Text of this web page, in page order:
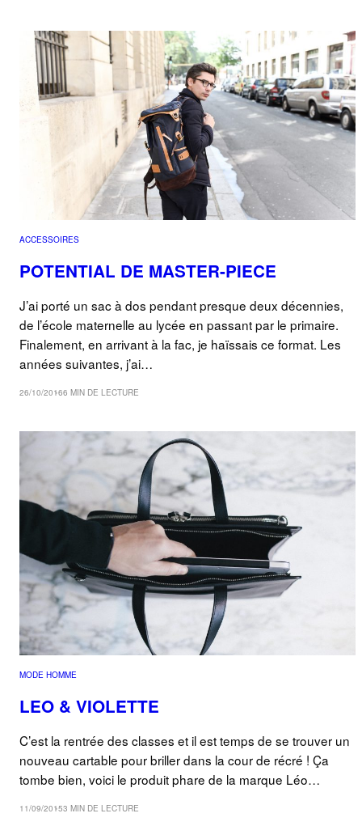
ACCESSOIRES
POTENTIAL DE MASTER-PIECE
J’ai porté un sac à dos pendant presque deux décennies,
de l’école maternelle au lycée en passant par le primaire.
Finalement, en arrivant à la fac, je haïssais ce format. Les
années suivantes, j’ai…
26/10/20166 MIN DE LECTURE
MODE HOMME
LEO & VIOLETTE
C’est la rentrée des classes et il est temps de se trouver un
nouveau cartable pour briller dans la cour de récré ! Ça
tombe bien, voici le produit phare de la marque Léo…
11/09/20153 MIN DE LECTURE